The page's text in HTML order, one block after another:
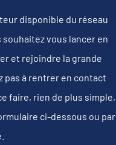
disponible du réseau
souhaitez vous lancer en
et rejoindre la grande
pas à rentrer en contact
faire, rien de plus simple,
ci-dessous ou par